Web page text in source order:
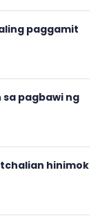
paggamit
pagbawi ng
hinimok